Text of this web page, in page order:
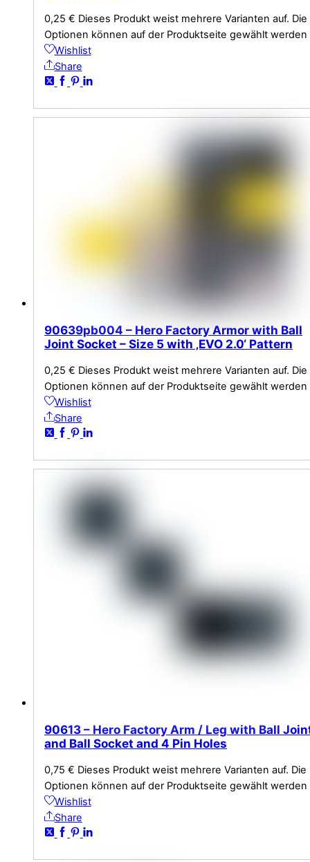
0,25 € Dieses Produkt weist mehrere Varianten auf. Die
Optionen können auf der Produktseite gewählt werden
Wishlist
Share
90639pb004 – Hero Factory Armor with Ball
Joint Socket – Size 5 with ‚EVO 2.0‘ Pattern
0,25 € Dieses Produkt weist mehrere Varianten auf. Die
Optionen können auf der Produktseite gewählt werden
Wishlist
Share
90613 – Hero Factory Arm / Leg with Ball
and Ball Socket and 4 Pin Holes
0,75 € Dieses Produkt weist mehrere Varianten auf. Die
Optionen können auf der Produktseite gewählt werden
Wishlist
Share